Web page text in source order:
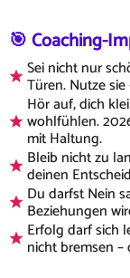
🎯 Coaching-
Sei nicht nur
Türen. Nutze
Hör auf, dich
wohlfühlen.
mit Haltung.
Bleib nicht zu
deinen
Du darfst Nein
Beziehungen
Erfolg darf sich
nicht bremsen